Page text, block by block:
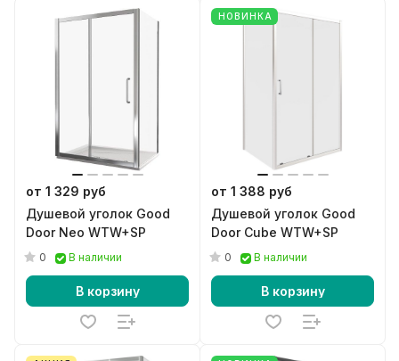
от 1 329 руб
Душевой уголок Good
Door Neo WTW+SP
0 В наличии
В корзину
НОВИНКА
от 1 388 руб
Душевой уголок Good
Door Cube WTW+SP
0 В наличии
В корзину